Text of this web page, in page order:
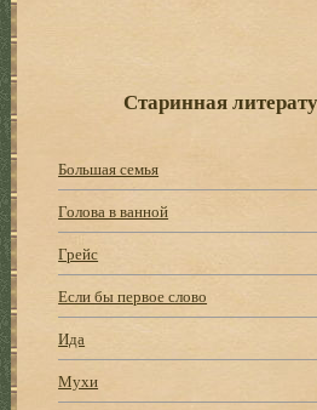
Старинная
Большая семья
Голова в ванной
Грейс
Если бы первое слово
Ида
Мухи